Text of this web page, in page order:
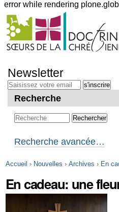
error while rendering
Outils
personnels
au
contenu.
Aller
navigation
Newsletter
Recherche
Recherche avancée…
Accueil › Nouvelles › Archives › En
En cadeau: une